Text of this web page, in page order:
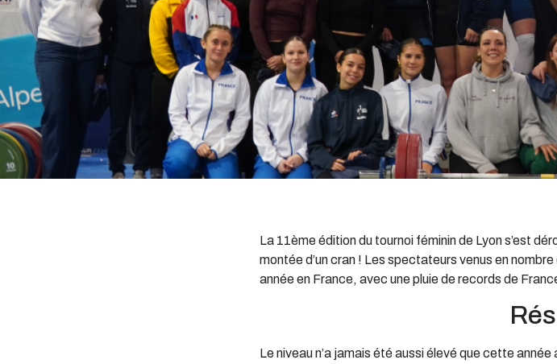
La 11ème édition du tournoi féminin de Lyon s’est
montée d’un cran ! Les spectateurs venus en
année en France, avec une pluie de records de
Le niveau n’a jamais été aussi élevé que cette